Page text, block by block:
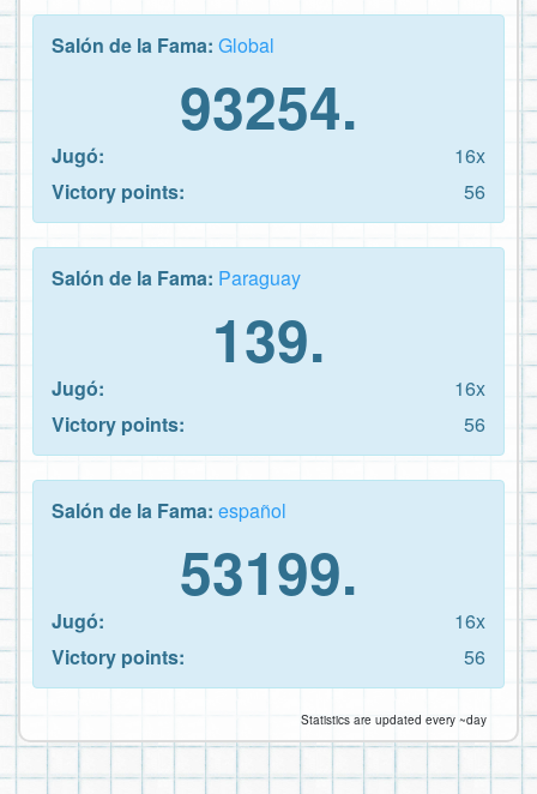
Salón de la Fama: Global
93254.
Jugó:
16x
Victory points:
56
Salón de la Fama: Paraguay
139.
Jugó:
16x
Victory points:
56
Salón de la Fama: español
53199.
Jugó:
16x
Victory points:
56
Statistics are updated every ~day